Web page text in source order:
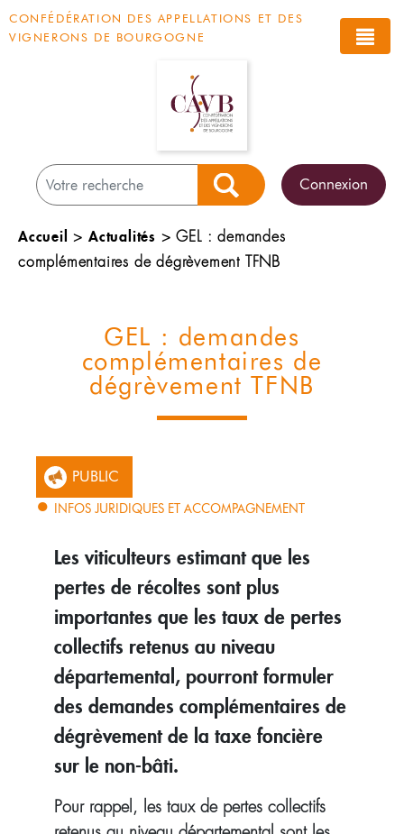
Panneau de gestion des cookies
CONFÉDÉRATION DES APPELLATIONS ET DES
VIGNERONS DE BOURGOGNE
RechercherConnexion
Accueil >Actualités >GEL : demandes
complémentaires de dégrèvement TFNB
GEL : demandes
complémentaires de
dégrèvement TFNB
PUBLIC
INFOS JURIDIQUES ET ACCOMPAGNEMENT
Les viticulteurs estimant que les
pertes de récoltes sont plus
importantes que les taux de pertes
collectifs retenus au niveau
départemental, pourront formuler
des demandes complémentaires de
dégrèvement de la taxe foncière
sur le non-bâti.
Pour rappel, les taux de pertes collectifs